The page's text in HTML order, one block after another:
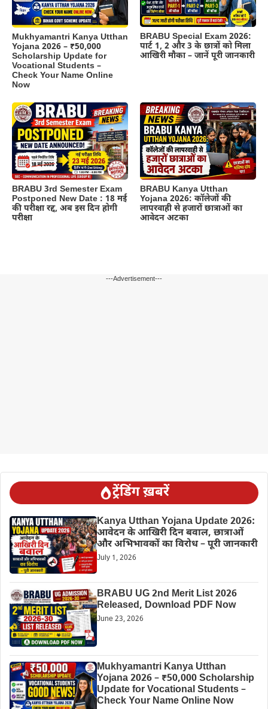
Mukhyamantri Kanya Utthan
Yojana 2026 – ₹50,000
Scholarship Update for
Vocational Students –
Check Your Name Online
Now
BRABU Special Exam 2026:
पार्ट 1, 2 और 3 के छात्रों को मिला
आखिरी मौका – जानें पूरी जानकारी
BRABU 3rd Semester Exam
Postponed New Date : 18 मई
की परीक्षा रद्द, अब इस दिन होगी
परीक्षा
BRABU Kanya Utthan
Yojana 2026: कॉलेजों की
लापरवाही से हजारों छात्राओं का
आवेदन अटका
---Advertisement---
ट्रेंडिंग ख़बरें
Kanya Utthan Yojana Update 2026:
आवेदन के आखिरी दिन बवाल, छात्राओं
और अभिभावकों का विरोध – पूरी जानकारी
July 1, 2026
BRABU UG 2nd Merit List 2026
Released, Download PDF Now
June 23, 2026
Mukhyamantri Kanya Utthan
Yojana 2026 – ₹50,000 Scholarship
Update for Vocational Students –
Check Your Name Online Now